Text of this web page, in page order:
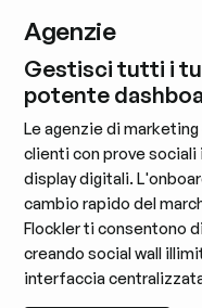
Agenzie
Gestisci tutti i
potente
Le agenzie di
clienti con prove
display digitali.
cambio rapido del
Flockler ti consentono
creando social wall
interfaccia